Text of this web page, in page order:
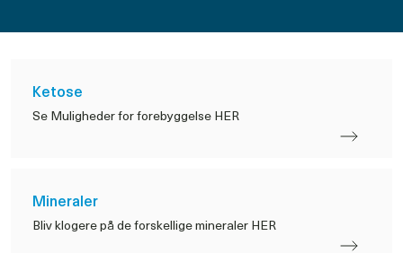
Ketose
Se Muligheder for forebyggelse HER
Mineraler
Bliv klogere på de forskellige mineraler HER